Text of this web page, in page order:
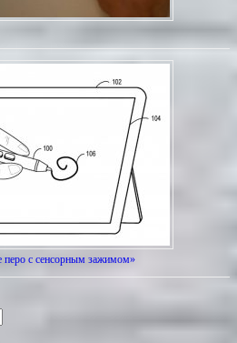
перо с сенсорным зажимом»